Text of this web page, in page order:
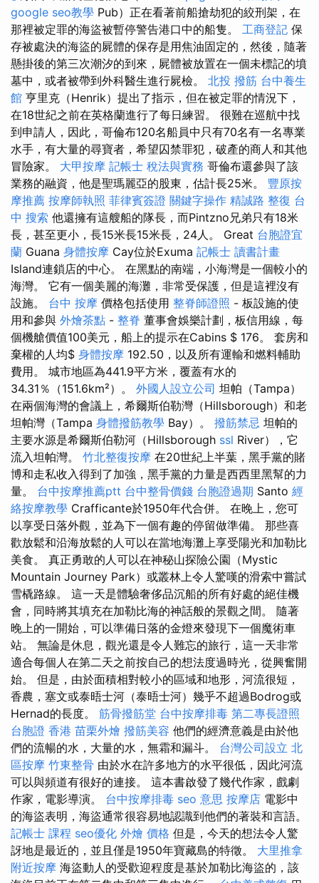
google seo教學 Pub）正在看著前船搶劫犯的絞刑架，在
那裡被定罪的海盜被暫停警告港口中的船隻。 工商登記 保
存被處決的海盜的屍體的保存是用焦油固定的，然後，隨著
懸掛後的第三次潮汐的到來，屍體被放置在一個未標記的墳
墓中，或者被帶到外科醫生進行屍檢。 北投 撥筋 台中養生
館 亨里克（Henrik）提出了指示，但在被定罪的情況下，
在18世紀之前在英格蘭進行了每日練習。 很難在巡航中找
到申請人，因此，哥倫布120名船員中只有70名有一名專業
水手，有大量的尋寶者，希望囚禁罪犯，破產的商人和其他
冒險家。 大甲按摩 記帳士 稅法與實務 哥倫布還參與了該
業務的融資，他是聖瑪麗亞的股東，估計長25米。 豐原按
摩推薦 按摩師執照 菲律賓簽證 關鍵字操作 精誠路 整復 台
中 搜索 他還擁有這艘船的隊長，而Pintzno兄弟只有18米
長，甚至更小，長15米長15米長，24人。 Great 台胞證宜
蘭 Guana 身體按摩 Cay位於Exuma 記帳士 讀書計畫
Island連鎖店的中心。 在黑點的南端，小海灣是一個較小的
海灣。 它有一個美麗的海灘，非常受保護，但是這裡沒有
設施。 台中 按摩 價格包括使用 整脊師證照 - 板設施的使
用和參與 外燴茶點 - 整脊 董事會娛樂計劃，板信用線，每
個機艙價值100美元，船上的提示在Cabins $ 176。 套房和
棄權的人均$ 身體按摩 192.50，以及所有運輸和燃料輔助
費用。 城市地區為441.9平方米，覆蓋有水的
34.31％（151.6km²）。 外國人設立公司 坦帕（Tampa）
在兩個海灣的會議上，希爾斯伯勒灣（Hillsborough）和老
坦帕灣（Tampa 身體撥筋教學 Bay）。 撥筋禁忌 坦帕的
主要水源是希爾斯伯勒河（Hillsborough ssl River），它
流入坦帕灣。 竹北整復按摩 在20世紀上半葉，黑手黨的賭
博和走私收入得到了加強，黑手黨的力量是西西里黑幫的力
量。 台中按摩推薦ptt 台中整骨價錢 台胞證過期 Santo 經
絡按摩教學 Crafficante於1950年代合併。 在晚上，您可
以享受日落外觀，並為下一個有趣的停留做準備。 那些喜
歡放鬆和沿海放鬆的人可以在當地海灘上享受陽光和加勒比
美食。 真正勇敢的人可以在神秘山探險公園（Mystic
Mountain Journey Park）或叢林上令人驚嘆的滑索中嘗試
雪橇路線。 這一天是體驗奢侈品沉船的所有好處的絕佳機
會，同時將其填充在加勒比海的神話般的景觀之間。 隨著
晚上的一開始，可以準備日落的金燈來發現下一個魔術車
站。 無論是休息，觀光還是令人難忘的旅行，這一天非常
適合每個人在第二天之前按自己的想法度過時光，從興奮開
始。 但是，由於面積相對較小的區域和地形，河流很短，
香農，塞文或泰晤士河（泰晤士河）幾乎不超過Bodrog或
Hernad的長度。 筋骨撥筋堂 台中按摩排毒 第二專長證照
台胞證 香港 苗栗外燴 撥筋美容 他們的經濟意義是由於他
們的流暢的水，大量的水，無霜和漏斗。 台灣公司設立 北
區按摩 竹東整骨 由於水在許多地方的水平很低，因此河流
可以與頻道有很好的連接。 這本書啟發了幾代作家，戲劇
作家，電影導演。 台中按摩排毒 seo 意思 按摩店 電影中
的海盜表明，海盜通常很容易地認識到他們的著裝和言語。
記帳士 課程 seo優化 外燴 價格 但是，今天的想法令人驚
訝地是最近的，並且僅是1950年寶藏島的特徵。 大里推拿
附近按摩 海盜動人的受歡迎程度是基於加勒比海盜的，該